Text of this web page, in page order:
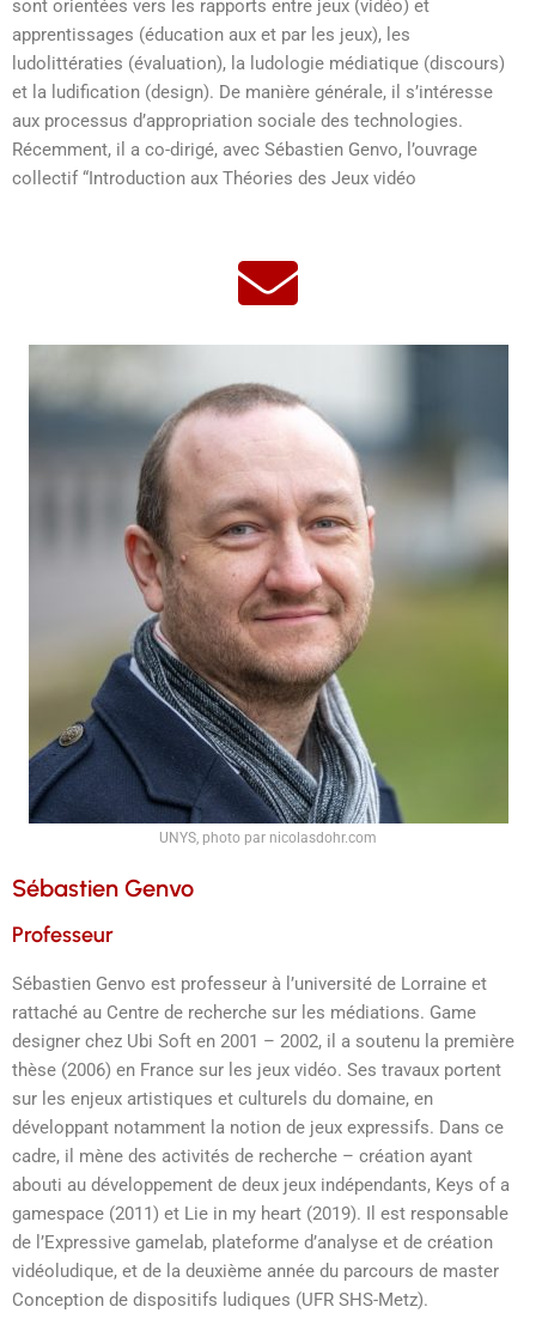
sont orientées vers les rapports entre jeux (vidéo) et
apprentissages (éducation aux et par les jeux), les
ludolittératies (évaluation), la ludologie médiatique (discours)
et la ludification (design). De manière générale, il s’intéresse
aux processus d’appropriation sociale des technologies.
Récemment, il a co-dirigé, avec Sébastien Genvo, l’ouvrage
collectif “Introduction aux Théories des Jeux vidéo
UNYS, photo par nicolasdohr.com
Sébastien Genvo
Professeur
Sébastien Genvo est professeur à l’université de Lorraine et
rattaché au Centre de recherche sur les médiations. Game
designer chez Ubi Soft en 2001 – 2002, il a soutenu la première
thèse (2006) en France sur les jeux vidéo. Ses travaux portent
sur les enjeux artistiques et culturels du domaine, en
développant notamment la notion de jeux expressifs. Dans ce
cadre, il mène des activités de recherche – création ayant
abouti au développement de deux jeux indépendants, Keys of a
gamespace (2011) et Lie in my heart (2019). Il est responsable
de l’Expressive gamelab, plateforme d’analyse et de création
vidéoludique, et de la deuxième année du parcours de master
Conception de dispositifs ludiques (UFR SHS-Metz).